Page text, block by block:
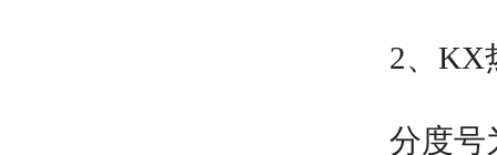
2、KX
分度号